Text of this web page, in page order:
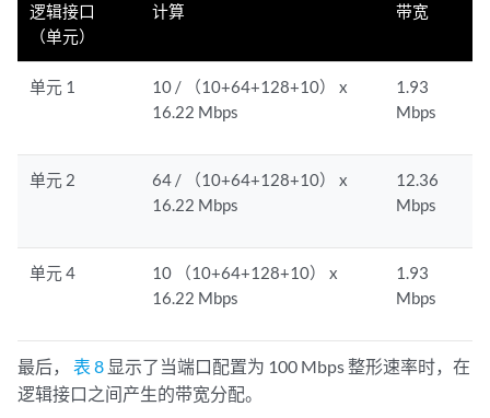
逻辑接口
（单元）
计算 带宽
单元 1
10 / （10+64+128+10） x
16.22 Mbps
1.93
Mbps
单元 2
64 / （10+64+128+10） x
16.22 Mbps
12.36
Mbps
单元 4
10 （10+64+128+10） x
16.22 Mbps
1.93
Mbps
最后， 表 8 显示了当端口配置为 100 Mbps 整形速率时，在
逻辑接口之间产生的带宽分配。